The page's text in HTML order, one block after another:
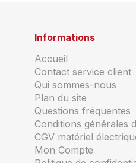
Informations
Accueil
Contact service client
Qui sommes-nous
Plan du site
Questions fréquentes
Conditions générales
CGV matériel
Mon Compte